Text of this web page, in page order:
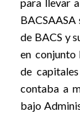
de BACS y
en conjunto
de
contaba a
bajo